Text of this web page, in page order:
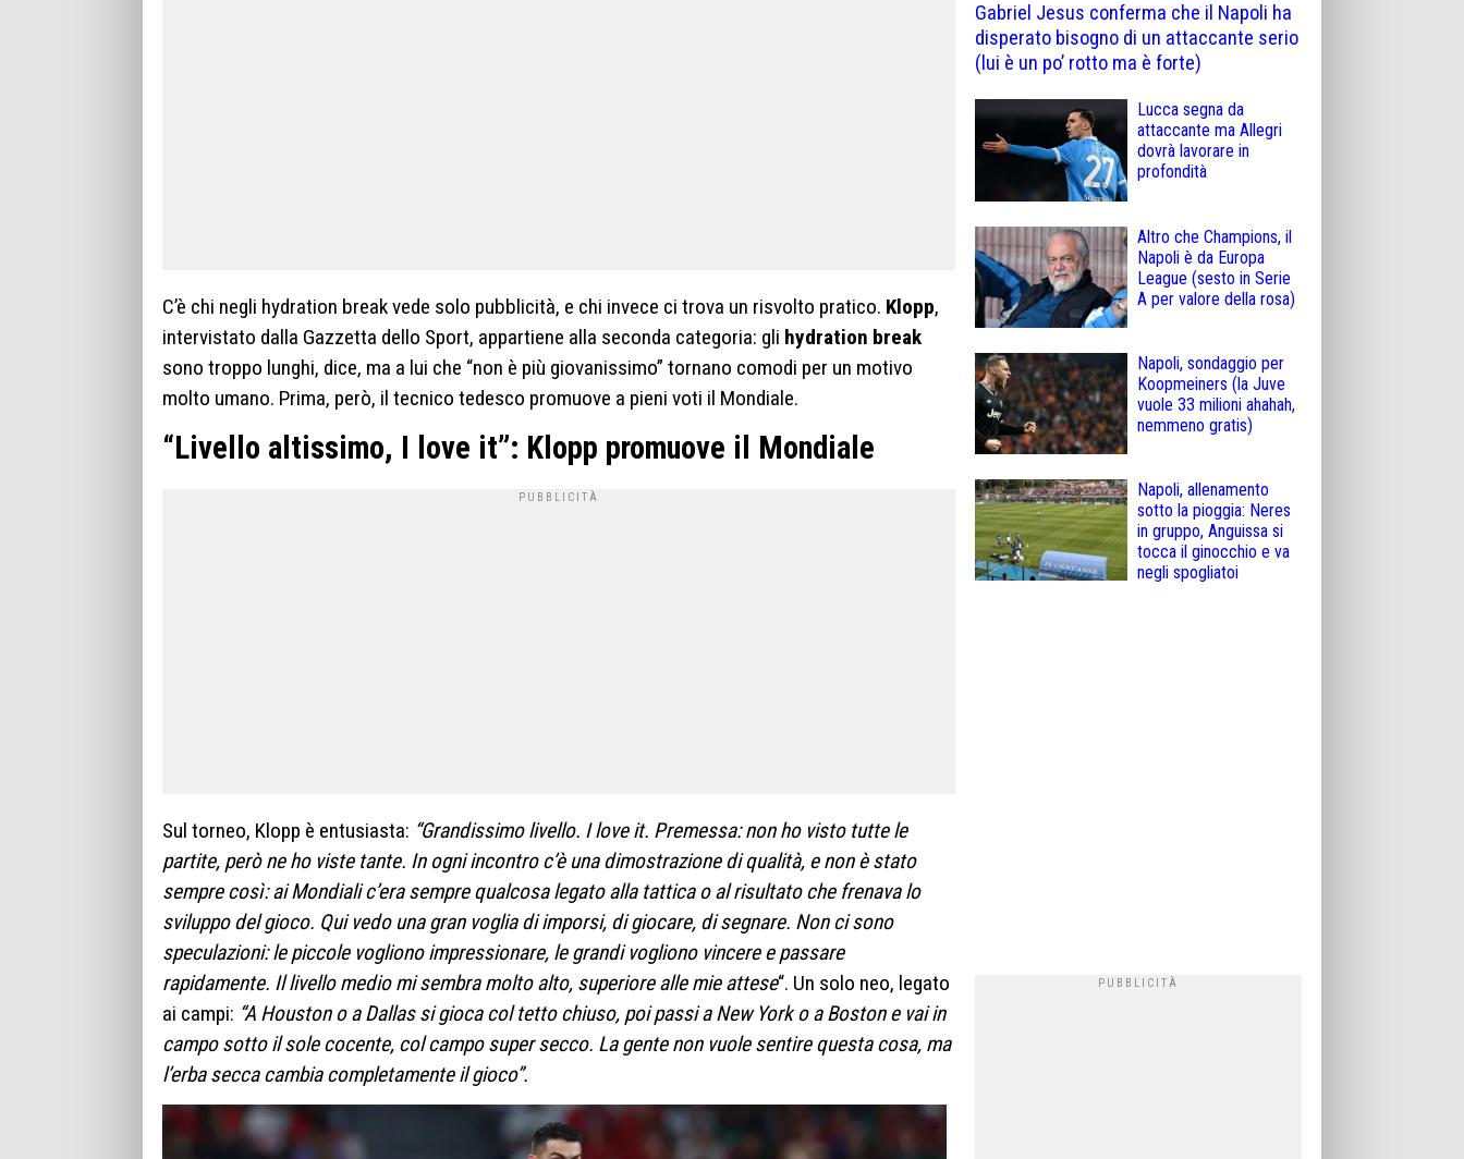
C’è chi negli hydration break vede solo pubblicità, e chi invece ci trova un risvolto pratico. Klopp,
intervistato dalla Gazzetta dello Sport, appartiene alla seconda categoria: gli hydration break
sono troppo lunghi, dice, ma a lui che “non è più giovanissimo” tornano comodi per un motivo
molto umano. Prima, però, il tecnico tedesco promuove a pieni voti il Mondiale.
“Livello altissimo, I love it”: Klopp promuove il Mondiale
Sul torneo, Klopp è entusiasta: “Grandissimo livello. I love it. Premessa: non ho visto tutte le
partite, però ne ho viste tante. In ogni incontro c’è una dimostrazione di qualità, e non è stato
sempre così: ai Mondiali c’era sempre qualcosa legato alla tattica o al risultato che frenava lo
sviluppo del gioco. Qui vedo una gran voglia di imporsi, di giocare, di segnare. Non ci sono
speculazioni: le piccole vogliono impressionare, le grandi vogliono vincere e passare
rapidamente. Il livello medio mi sembra molto alto, superiore alle mie attese“. Un solo neo, legato
ai campi: “A Houston o a Dallas si gioca col tetto chiuso, poi passi a New York o a Boston e vai in
campo sotto il sole cocente, col campo super secco. La gente non vuole sentire questa cosa, ma
l’erba secca cambia completamente il gioco”.
Gabriel Jesus conferma che il Napoli ha
disperato bisogno di un attaccante serio
(lui è un po’ rotto ma è forte)
Lucca segna da
attaccante ma Allegri
dovrà lavorare in
profondità
Altro che Champions, il
Napoli è da Europa
League (sesto in Serie
A per valore della rosa)
Napoli, sondaggio per
Koopmeiners (la Juve
vuole 33 milioni ahahah,
nemmeno gratis)
Napoli, allenamento
sotto la pioggia: Neres
in gruppo, Anguissa si
tocca il ginocchio e va
negli spogliatoi